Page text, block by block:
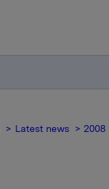
Latest news 2008